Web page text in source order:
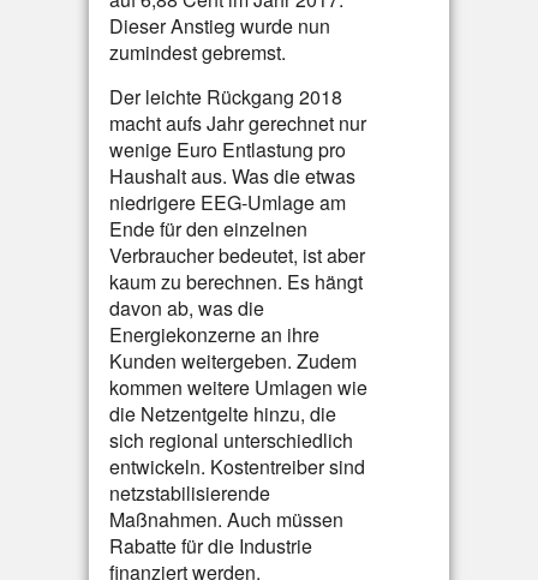
Dieser Anstieg wurde nun
zumindest gebremst.
Der leichte Rückgang 2018
macht aufs Jahr gerechnet nur
wenige Euro Entlastung pro
Haushalt aus. Was die etwas
niedrigere EEG-Umlage am
Ende für den einzelnen
Verbraucher bedeutet, ist aber
kaum zu berechnen. Es hängt
davon ab, was die
Energiekonzerne an ihre
Kunden weitergeben. Zudem
kommen weitere Umlagen wie
die Netzentgelte hinzu, die
sich regional unterschiedlich
entwickeln. Kostentreiber sind
netzstabilisierende
Maßnahmen. Auch müssen
Rabatte für die Industrie
finanziert werden.